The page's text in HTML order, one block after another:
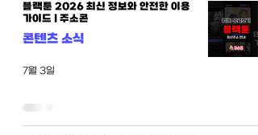
블랙툰 2026 최신 정보와 안전한 이용
가이드 | 주소콘
콘텐츠 소식
7월 3일